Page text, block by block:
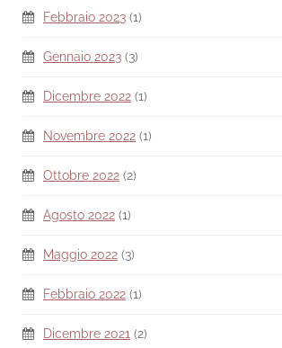
Febbraio 2023 (1)
Gennaio 2023 (3)
Dicembre 2022 (1)
Novembre 2022 (1)
Ottobre 2022 (2)
Agosto 2022 (1)
Maggio 2022 (3)
Febbraio 2022 (1)
Dicembre 2021 (2)